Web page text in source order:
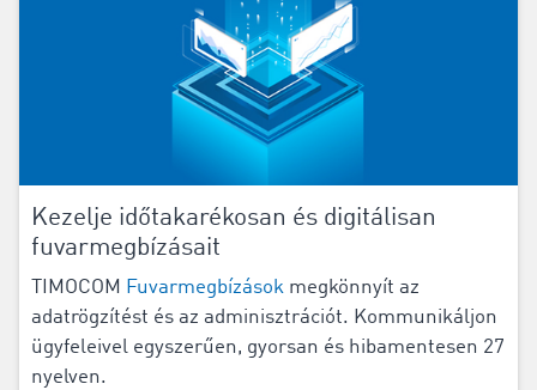
Kezelje időtakarékosan és digitálisan
fuvarmegbízásait
TIMOCOM Fuvarmegbízások megkönnyít az
adatrögzítést és az adminisztrációt. Kommunikáljon
ügyfeleivel egyszerűen, gyorsan és hibamentesen 27
nyelven.